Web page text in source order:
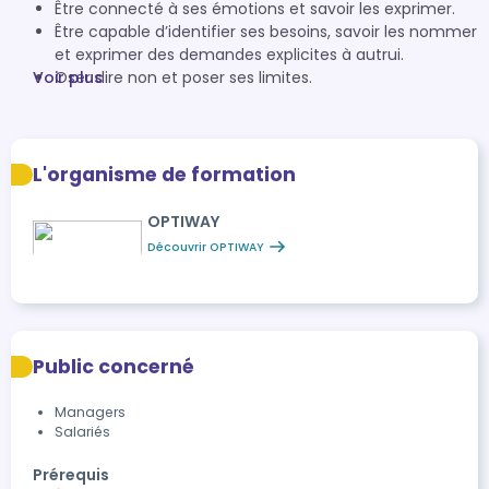
Être connecté à ses émotions et savoir les exprimer.
Être capable d’identifier ses besoins, savoir les nommer
et exprimer des demandes explicites à autrui.
Oser dire non et poser ses limites.
Voir plus
L'organisme de formation
OPTIWAY
Découvrir OPTIWAY
Public concerné
Managers
Salariés
Prérequis